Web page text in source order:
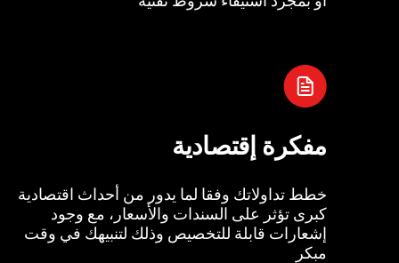
مفكرة إقتصادية
خطط تداولاتك وفقا لما يدور من أحداث اقتصادية
كبرى تؤثر على السندات والأسعار، مع وجود
إشعارات قابلة للتخصيص وذلك لتنبيهك في وقت
مبكر